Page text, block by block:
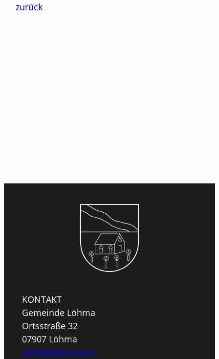
zurück
KONTAKT
Gemeinde Löhma
Ortsstraße 32
07907 Löhma
info@loehma.com